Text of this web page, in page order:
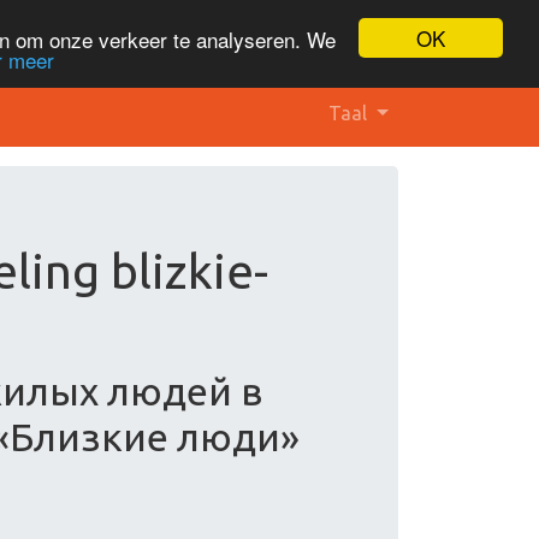
OK
om onze verkeer te analyseren. We
meer
Taal
blizkie-
людей в
люди»